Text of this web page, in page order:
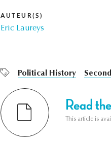
AUTEUR(S)
Eric Laureys
Political History
Read
This article is